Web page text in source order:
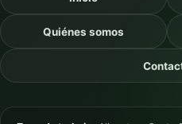
Quiénes somos